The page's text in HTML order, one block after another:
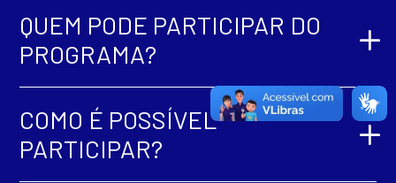
QUEM PODE PARTICIPAR DO
PROGRAMA?
COMO É POSSÍVEL
PARTICIPAR?